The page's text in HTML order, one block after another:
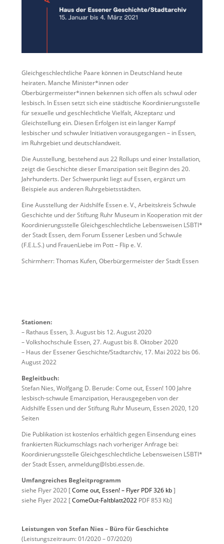
Gleichgeschlechtliche Paare können in Deutschland heute
heiraten. Manche Minister*innen oder
Oberbürgermeister*innen bekennen sich offen als schwul oder
lesbisch. In Essen setzt sich eine städtische Koordinierungsstelle
für sexuelle und geschlechtliche Vielfalt, Akzeptanz und
Gleichstellung ein. Diesen Erfolgen ist ein langer Kampf
lesbischer und schwuler Initiativen vorausgegangen – in Essen,
im Ruhrgebiet und deutschlandweit.
Die Ausstellung, bestehend aus 22 Rollups und einer Installation,
zeigt die Geschichte dieser Emanzipation seit Beginn des 20.
Jahrhunderts. Der Schwerpunkt liegt auf Essen, ergänzt um
Beispiele aus anderen Ruhrgebietsstädten.
Eine Ausstellung der Aidshilfe Essen e. V., Arbeitskreis Schwule
Geschichte und der Stiftung Ruhr Museum in Kooperation mit der
Koordinierungsstelle Gleichgeschlechtliche Lebensweisen LSBTI*
der Stadt Essen, dem Forum Essener Lesben und Schwule
(F.E.L.S.) und FrauenLiebe im Pott – Flip e. V.
Schirmherr: Thomas Kufen, Oberbürgermeister der Stadt Essen
Stationen:
– Rathaus Essen, 3. August bis 12. August 2020
– Volkshochschule Essen, 27. August bis 8. Oktober 2020
– Haus der Essener Geschichte/Stadtarchiv, 17. Mai 2022 bis 06.
August 2022
Begleitbuch:
Stefan Nies, Wolfgang D. Berude: Come out, Essen! 100 Jahre
lesbisch-schwule Emanzipation, Herausgegeben von der
Aidshilfe Essen und der Stiftung Ruhr Museum, Essen 2020, 120
Seiten
Die Publikation ist kostenlos erhältlich gegen Einsendung eines
frankierten Rückumschlags nach vorheriger Anfrage bei:
Koordinierungsstelle Gleichgeschlechtliche Lebensweisen LSBTI*
der Stadt Essen, anmeldung@lsbti.essen.de.
Umfangreiches Begleitprogramm
siehe Flyer 2020 [Come out, Essen! – Flyer PDF 326 kb]
siehe Flyer 2022 [ComeOut-Faltblatt2022PDF 853 Kb]
Leistungen von Stefan Nies – Büro für Geschichte
(Leistungszeitraum: 01/2020 – 07/2020)